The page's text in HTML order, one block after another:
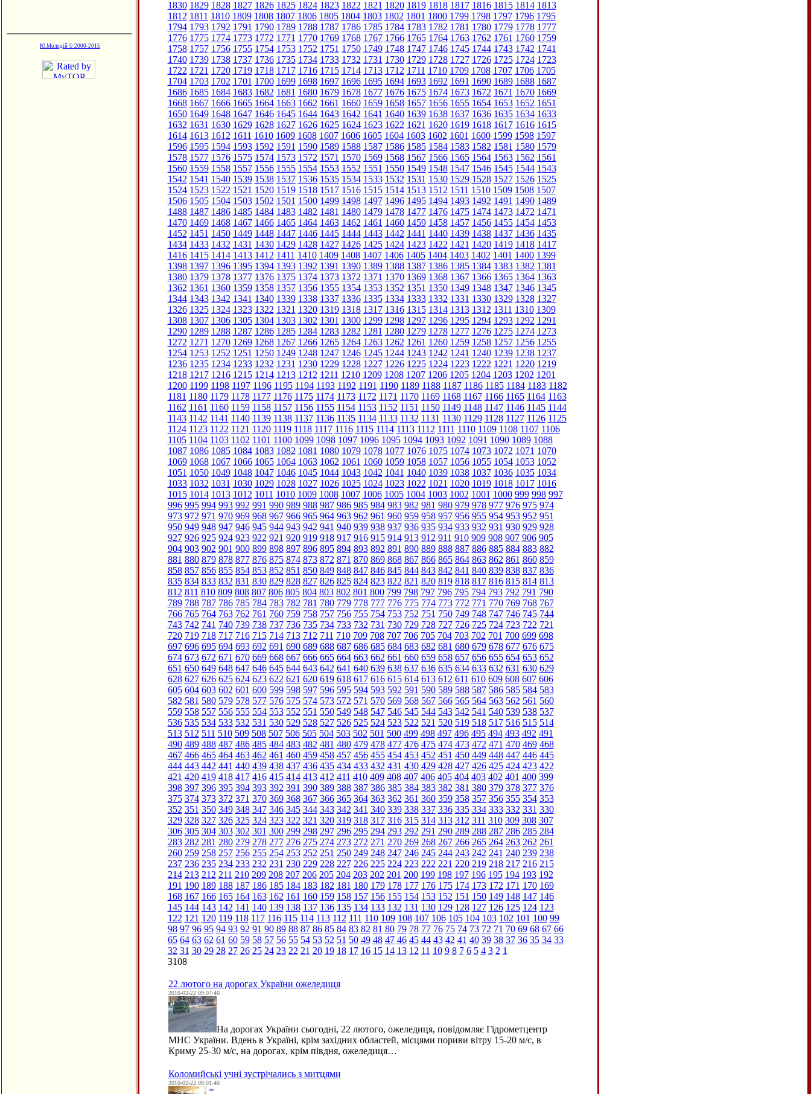
Ю.Молодій © 2000-2015
1830 1829 1828 1827 1826 1825 1824 1823 1822 1821 1820 1819 1818 1817 1816 1815 1814 1813
1812 1811 1810 1809 1808 1807 1806 1805 1804 1803 1802 1801 1800 1799 1798 1797 1796 1795
1794 1793 1792 1791 1790 1789 1788 1787 1786 1785 1784 1783 1782 1781 1780 1779 1778 1777
1776 1775 1774 1773 1772 1771 1770 1769 1768 1767 1766 1765 1764 1763 1762 1761 1760 1759
1758 1757 1756 1755 1754 1753 1752 1751 1750 1749 1748 1747 1746 1745 1744 1743 1742 1741
1740 1739 1738 1737 1736 1735 1734 1733 1732 1731 1730 1729 1728 1727 1726 1725 1724 1723
1722 1721 1720 1719 1718 1717 1716 1715 1714 1713 1712 1711 1710 1709 1708 1707 1706 1705
1704 1703 1702 1701 1700 1699 1698 1697 1696 1695 1694 1693 1692 1691 1690 1689 1688 1687
1686 1685 1684 1683 1682 1681 1680 1679 1678 1677 1676 1675 1674 1673 1672 1671 1670 1669
1668 1667 1666 1665 1664 1663 1662 1661 1660 1659 1658 1657 1656 1655 1654 1653 1652 1651
1650 1649 1648 1647 1646 1645 1644 1643 1642 1641 1640 1639 1638 1637 1636 1635 1634 1633
1632 1631 1630 1629 1628 1627 1626 1625 1624 1623 1622 1621 1620 1619 1618 1617 1616 1615
1614 1613 1612 1611 1610 1609 1608 1607 1606 1605 1604 1603 1602 1601 1600 1599 1598 1597
1596 1595 1594 1593 1592 1591 1590 1589 1588 1587 1586 1585 1584 1583 1582 1581 1580 1579
1578 1577 1576 1575 1574 1573 1572 1571 1570 1569 1568 1567 1566 1565 1564 1563 1562 1561
1560 1559 1558 1557 1556 1555 1554 1553 1552 1551 1550 1549 1548 1547 1546 1545 1544 1543
1542 1541 1540 1539 1538 1537 1536 1535 1534 1533 1532 1531 1530 1529 1528 1527 1526 1525
1524 1523 1522 1521 1520 1519 1518 1517 1516 1515 1514 1513 1512 1511 1510 1509 1508 1507
1506 1505 1504 1503 1502 1501 1500 1499 1498 1497 1496 1495 1494 1493 1492 1491 1490 1489
1488 1487 1486 1485 1484 1483 1482 1481 1480 1479 1478 1477 1476 1475 1474 1473 1472 1471
1470 1469 1468 1467 1466 1465 1464 1463 1462 1461 1460 1459 1458 1457 1456 1455 1454 1453
1452 1451 1450 1449 1448 1447 1446 1445 1444 1443 1442 1441 1440 1439 1438 1437 1436 1435
1434 1433 1432 1431 1430 1429 1428 1427 1426 1425 1424 1423 1422 1421 1420 1419 1418 1417
1416 1415 1414 1413 1412 1411 1410 1409 1408 1407 1406 1405 1404 1403 1402 1401 1400 1399
1398 1397 1396 1395 1394 1393 1392 1391 1390 1389 1388 1387 1386 1385 1384 1383 1382 1381
1380 1379 1378 1377 1376 1375 1374 1373 1372 1371 1370 1369 1368 1367 1366 1365 1364 1363
1362 1361 1360 1359 1358 1357 1356 1355 1354 1353 1352 1351 1350 1349 1348 1347 1346 1345
1344 1343 1342 1341 1340 1339 1338 1337 1336 1335 1334 1333 1332 1331 1330 1329 1328 1327
1326 1325 1324 1323 1322 1321 1320 1319 1318 1317 1316 1315 1314 1313 1312 1311 1310 1309
1308 1307 1306 1305 1304 1303 1302 1301 1300 1299 1298 1297 1296 1295 1294 1293 1292 1291
1290 1289 1288 1287 1286 1285 1284 1283 1282 1281 1280 1279 1278 1277 1276 1275 1274 1273
1272 1271 1270 1269 1268 1267 1266 1265 1264 1263 1262 1261 1260 1259 1258 1257 1256 1255
1254 1253 1252 1251 1250 1249 1248 1247 1246 1245 1244 1243 1242 1241 1240 1239 1238 1237
1236 1235 1234 1233 1232 1231 1230 1229 1228 1227 1226 1225 1224 1223 1222 1221 1220 1219
1218 1217 1216 1215 1214 1213 1212 1211 1210 1209 1208 1207 1206 1205 1204 1203 1202 1201
1200 1199 1198 1197 1196 1195 1194 1193 1192 1191 1190 1189 1188 1187 1186 1185 1184 1183 1182
1181 1180 1179 1178 1177 1176 1175 1174 1173 1172 1171 1170 1169 1168 1167 1166 1165 1164 1163
1162 1161 1160 1159 1158 1157 1156 1155 1154 1153 1152 1151 1150 1149 1148 1147 1146 1145 1144
1143 1142 1141 1140 1139 1138 1137 1136 1135 1134 1133 1132 1131 1130 1129 1128 1127 1126 1125
1124 1123 1122 1121 1120 1119 1118 1117 1116 1115 1114 1113 1112 1111 1110 1109 1108 1107 1106
1105 1104 1103 1102 1101 1100 1099 1098 1097 1096 1095 1094 1093 1092 1091 1090 1089 1088
1087 1086 1085 1084 1083 1082 1081 1080 1079 1078 1077 1076 1075 1074 1073 1072 1071 1070
1069 1068 1067 1066 1065 1064 1063 1062 1061 1060 1059 1058 1057 1056 1055 1054 1053 1052
1051 1050 1049 1048 1047 1046 1045 1044 1043 1042 1041 1040 1039 1038 1037 1036 1035 1034
1033 1032 1031 1030 1029 1028 1027 1026 1025 1024 1023 1022 1021 1020 1019 1018 1017 1016
1015 1014 1013 1012 1011 1010 1009 1008 1007 1006 1005 1004 1003 1002 1001 1000 999 998 997
996 995 994 993 992 991 990 989 988 987 986 985 984 983 982 981 980 979 978 977 976 975 974
973 972 971 970 969 968 967 966 965 964 963 962 961 960 959 958 957 956 955 954 953 952 951
950 949 948 947 946 945 944 943 942 941 940 939 938 937 936 935 934 933 932 931 930 929 928
927 926 925 924 923 922 921 920 919 918 917 916 915 914 913 912 911 910 909 908 907 906 905
904 903 902 901 900 899 898 897 896 895 894 893 892 891 890 889 888 887 886 885 884 883 882
881 880 879 878 877 876 875 874 873 872 871 870 869 868 867 866 865 864 863 862 861 860 859
858 857 856 855 854 853 852 851 850 849 848 847 846 845 844 843 842 841 840 839 838 837 836
835 834 833 832 831 830 829 828 827 826 825 824 823 822 821 820 819 818 817 816 815 814 813
812 811 810 809 808 807 806 805 804 803 802 801 800 799 798 797 796 795 794 793 792 791 790
789 788 787 786 785 784 783 782 781 780 779 778 777 776 775 774 773 772 771 770 769 768 767
766 765 764 763 762 761 760 759 758 757 756 755 754 753 752 751 750 749 748 747 746 745 744
743 742 741 740 739 738 737 736 735 734 733 732 731 730 729 728 727 726 725 724 723 722 721
720 719 718 717 716 715 714 713 712 711 710 709 708 707 706 705 704 703 702 701 700 699 698
697 696 695 694 693 692 691 690 689 688 687 686 685 684 683 682 681 680 679 678 677 676 675
674 673 672 671 670 669 668 667 666 665 664 663 662 661 660 659 658 657 656 655 654 653 652
651 650 649 648 647 646 645 644 643 642 641 640 639 638 637 636 635 634 633 632 631 630 629
628 627 626 625 624 623 622 621 620 619 618 617 616 615 614 613 612 611 610 609 608 607 606
605 604 603 602 601 600 599 598 597 596 595 594 593 592 591 590 589 588 587 586 585 584 583
582 581 580 579 578 577 576 575 574 573 572 571 570 569 568 567 566 565 564 563 562 561 560
559 558 557 556 555 554 553 552 551 550 549 548 547 546 545 544 543 542 541 540 539 538 537
536 535 534 533 532 531 530 529 528 527 526 525 524 523 522 521 520 519 518 517 516 515 514
513 512 511 510 509 508 507 506 505 504 503 502 501 500 499 498 497 496 495 494 493 492 491
490 489 488 487 486 485 484 483 482 481 480 479 478 477 476 475 474 473 472 471 470 469 468
467 466 465 464 463 462 461 460 459 458 457 456 455 454 453 452 451 450 449 448 447 446 445
444 443 442 441 440 439 438 437 436 435 434 433 432 431 430 429 428 427 426 425 424 423 422
421 420 419 418 417 416 415 414 413 412 411 410 409 408 407 406 405 404 403 402 401 400 399
398 397 396 395 394 393 392 391 390 389 388 387 386 385 384 383 382 381 380 379 378 377 376
375 374 373 372 371 370 369 368 367 366 365 364 363 362 361 360 359 358 357 356 355 354 353
352 351 350 349 348 347 346 345 344 343 342 341 340 339 338 337 336 335 334 333 332 331 330
329 328 327 326 325 324 323 322 321 320 319 318 317 316 315 314 313 312 311 310 309 308 307
306 305 304 303 302 301 300 299 298 297 296 295 294 293 292 291 290 289 288 287 286 285 284
283 282 281 280 279 278 277 276 275 274 273 272 271 270 269 268 267 266 265 264 263 262 261
260 259 258 257 256 255 254 253 252 251 250 249 248 247 246 245 244 243 242 241 240 239 238
237 236 235 234 233 232 231 230 229 228 227 226 225 224 223 222 221 220 219 218 217 216 215
214 213 212 211 210 209 208 207 206 205 204 203 202 201 200 199 198 197 196 195 194 193 192
191 190 189 188 187 186 185 184 183 182 181 180 179 178 177 176 175 174 173 172 171 170 169
168 167 166 165 164 163 162 161 160 159 158 157 156 155 154 153 152 151 150 149 148 147 146
145 144 143 142 141 140 139 138 137 136 135 134 133 132 131 130 129 128 127 126 125 124 123
122 121 120 119 118 117 116 115 114 113 112 111 110 109 108 107 106 105 104 103 102 101 100 99
98 97 96 95 94 93 92 91 90 89 88 87 86 85 84 83 82 81 80 79 78 77 76 75 74 73 72 71 70 69 68 67 66
65 64 63 62 61 60 59 58 57 56 55 54 53 52 51 50 49 48 47 46 45 44 43 42 41 40 39 38 37 36 35 34 33
32 31 30 29 28 27 26 25 24 23 22 21 20 19 18 17 16 15 14 13 12 11 10 9 8 7 6 5 4 3 2 1
3108
22 лютого на дорогах України ожеледиця
2010-02-22 09:07:40
На дорогах України сьогодні, 22 лютого, ожеледиця, повідомляє Гідрометцентр
МНС України. Вдень в Україні, крім західних областей, місцями пориви вітру 15-20 м/с, в
Криму 25-30 м/с, на дорогах, крім півдня, ожеледиця…
Коломийські учні зустрічались з митцями
2010-02-22 09:01:40